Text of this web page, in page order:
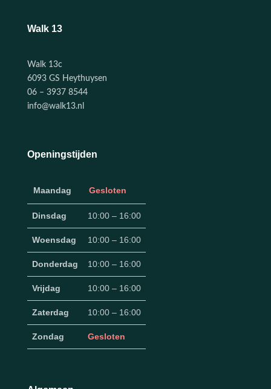
Walk 13
Walk 13c
6093 GS Heythuysen
06 – 3937 8544
info@walk13.nl
Openingstijden
Maandag Gesloten
Dinsdag 10:00 – 16:00
Woensdag 10:00 – 16:00
Donderdag 10:00 – 16:00
Vrijdag 10:00 – 16:00
Zaterdag 10:00 – 16:00
Zondag Gesloten